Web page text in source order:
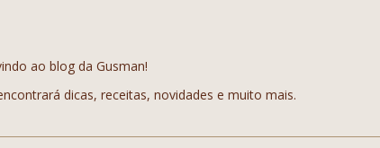
ao blog da Gusman!
dicas, receitas, novidades e muito mais.